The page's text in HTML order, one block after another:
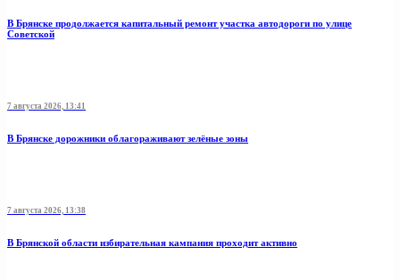
В Брянске продолжается капитальный ремонт участка автодороги по улице
Советской
7 августа 2026, 13:41
В Брянске дорожники облагораживают зелёные зоны
7 августа 2026, 13:38
В Брянской области избирательная кампания проходит активно